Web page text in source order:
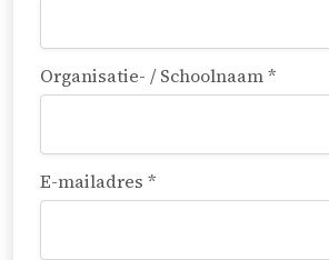
Organisatie- / Schoolnaam *
E-mailadres *